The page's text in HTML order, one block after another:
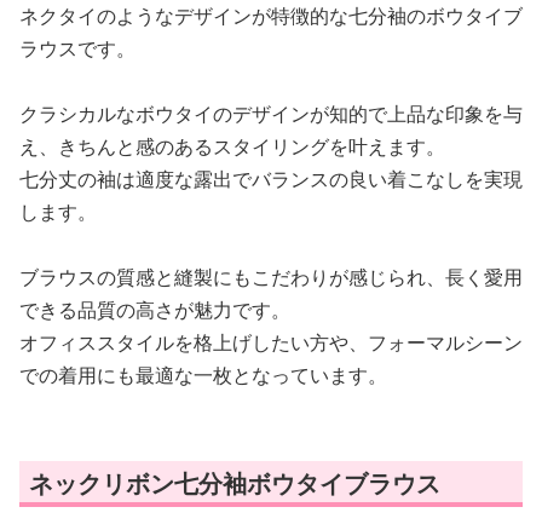
ネクタイのようなデザインが特徴的な七分袖のボウタイブ
ラウスです。
クラシカルなボウタイのデザインが知的で上品な印象を与
え、きちんと感のあるスタイリングを叶えます。
七分丈の袖は適度な露出でバランスの良い着こなしを実現
します。
ブラウスの質感と縫製にもこだわりが感じられ、長く愛用
できる品質の高さが魅力です。
オフィススタイルを格上げしたい方や、フォーマルシーン
での着用にも最適な一枚となっています。
ネックリボン七分袖ボウタイブラウス